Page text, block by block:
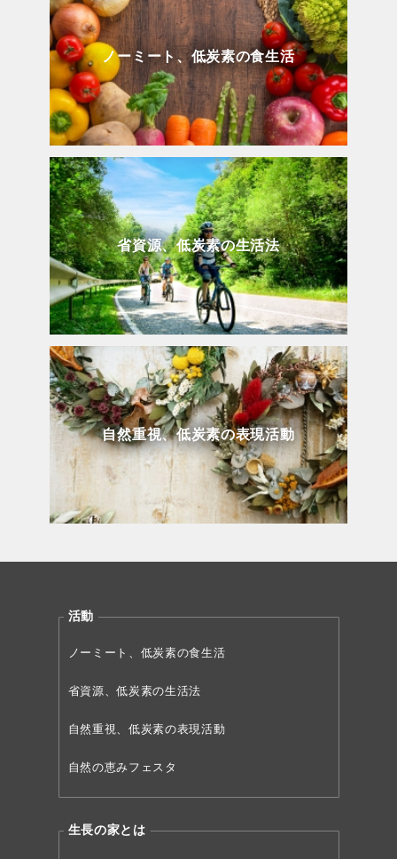
ノーミート、低炭素の食生活
省資源、低炭素の生活法
自然重視、低炭素の表現活動
活動
ノーミート、低炭素の食生活
省資源、低炭素の生活法
自然重視、低炭素の表現活動
自然の恵みフェスタ
生長の家とは